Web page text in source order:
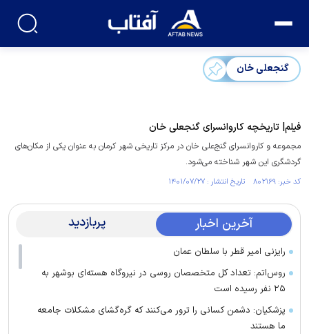
گنجعلی خان
فیلم| تاریخچه کاروانسرای گنجعلی خان
مجموعه و کاروانسرای گنج‌علی خان در مرکز تاریخی شهر کرمان به عنوان یکی از مکان‌های
گردشگری این شهر شناخته می‌شود.
کد خبر: ۸۰۲۱۶۹ تاریخ انتشار : ۱۴۰۱/۰۷/۲۷
آخرین اخبار پربازدید
رایزنی امیر قطر با سلطان عمان
روس‌اتم: تعداد کل متخصصان روسی در نیروگاه هسته‌ای بوشهر به
۲۵ نفر رسیده است
پزشکیان: دشمن کسانی را ترور می‌کنند که گره‌گشای مشکلات جامعه
ما هستند